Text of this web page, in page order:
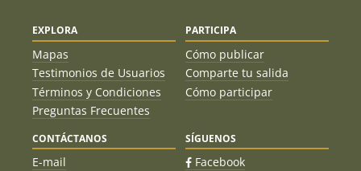
EXPLORA
Mapas
Testimonios de Usuarios
Términos y Condiciones
Preguntas Frecuentes
PARTICIPA
Cómo publicar
Comparte tu salida
Cómo participar
CONTÁCTANOS
E-mail
SÍGUENOS
Facebook